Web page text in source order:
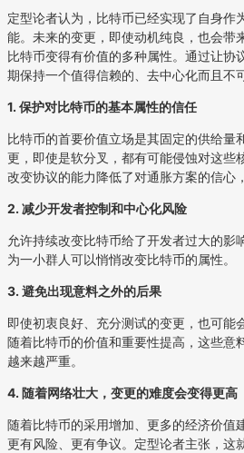
定型论者认为，比特币已经实现了自身作
能。未来的变更，即使动机纯良，也会带
比特币变得有价值的多种属性。通过让协
期保持一个值得信赖的、去中心化而且不
1. 保护对比特币的基本属性的信任
比特币的首要价值立场是其固定的供给量
更，即使是软分叉，都有可能侵蚀对这些
改变协议的能力降低了对通胀方案的信心
2. 减少开发者控制和中心化风险
允许持续改变比特币给了开发者过大的影
为一小群人可以悄悄改变比特币的属性。
3. 避免出现意料之外的后果
即使初衷良好、充分测试的变更，也可能
随着比特币的价值和重要性提高，这些意
越来越严重。
4. 随着网络壮大，变更的难度会变得更高
随着比特币的采用增加、更多的经济价值
更有风险、更有争议。定型论者主张，这